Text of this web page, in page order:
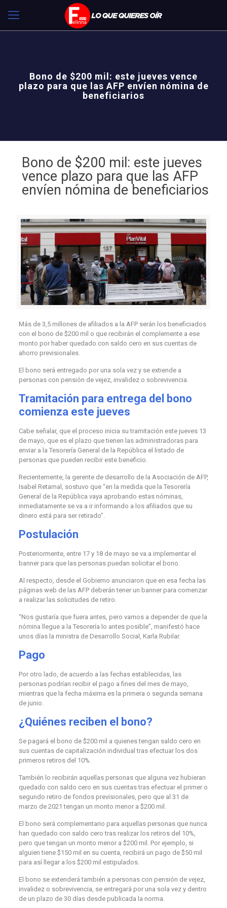
Bono de $200 mil: este jueves vence
plazo para que las AFP envíen nómina de
beneficiarios
Bono de $200 mil: este jueves
vence plazo para que las AFP
envíen nómina de beneficiarios
Más de 3,5 millones de afiliados a la AFP serán los beneficiados
con el bono de $200 mil o que recibirán el complemente a ese
monto por haber quedado con saldo cero en sus cuentas de
ahorro previsionales.
El bono será entregado por una sola vez y se extiende a
personas con pensión de vejez, invalidez o sobrevivencia.
Tramitación para entrega del bono
comienza este jueves
Cabe señalar, que el proceso inicia su tramitación este jueves 13
de mayo, que es el plazo que tienen las administradoras para
enviar a la Tesorería General de la República el listado de
personas que pueden recibir este beneficio.
Recientemente, la gerente de desarrollo de la Asociación de AFP,
Isabel Retamal, sostuvo que “en la medida que la Tesorería
General de la República vaya aprobando estas nóminas,
inmediatamente se va a ir informando a los afiliados que su
dinero está para ser retirado”.
Postulación
Posteriormente, entre 17 y 18 de mayo se va a implementar el
banner para que las personas puedan solicitar el bono.
Al respecto, desde el Gobierno anunciaron que en esa fecha las
páginas web de las AFP deberán tener un banner para comenzar
a realizar las solicitudes de retiro.
“Nos gustaría que fuera antes, pero vamos a depender de que la
nómina llegue a la Tesorería lo antes posible”, manifestó hace
unos días la ministra de Desarrollo Social, Karla Rubilar.
Pago
Por otro lado, de acuerdo a las fechas establecidas, las
personas podrían recibir el pago a fines del mes de mayo,
mientras que la fecha máxima es la primera o segunda semana
de junio.
¿Quiénes reciben el bono?
Se pagará el bono de $200 mil a quienes tengan saldo cero en
sus cuentas de capitalización individual tras efectuar los dos
primeros retiros del 10%.
También lo recibirán aquellas personas que alguna vez hubieran
quedado con saldo cero en sus cuentas tras efectuar el primer o
segundo retiro de fondos previsionales, pero que al 31 de
marzo de 2021 tengan un monto menor a $200 mil.
El bono será complementario para aquellas personas que nunca
han quedado con saldo cero tras realizar los retiros del 10%,
pero que tengan un monto menor a $200 mil. Por ejemplo, si
alguien tiene $150 mil en su cuenta, recibirá un pago de $50 mil
para así llegar a los $200 mil estipulados.
El bono se extenderá también a personas con pensión de vejez,
invalidez o sobrevivencia, se entregará por una sola vez y dentro
de un plazo de 30 días desde publicada la norma.